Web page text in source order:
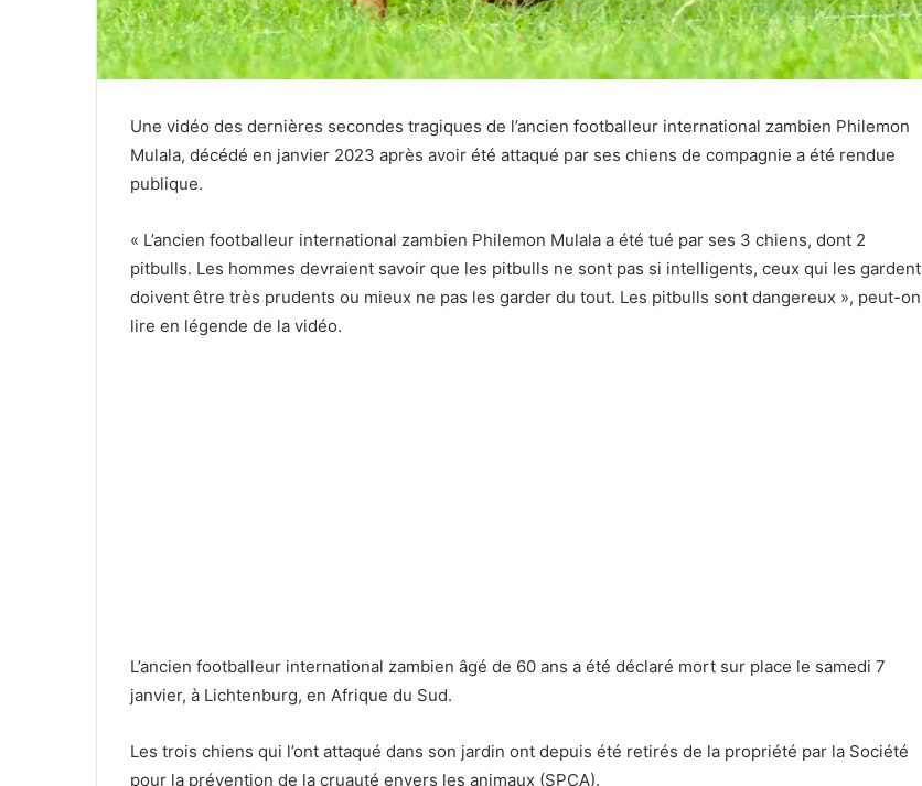
Une vidéo des dernières secondes tragiques de l’ancien footballeur international zambien Philemon
Mulala, décédé en janvier 2023 après avoir été attaqué par ses chiens de compagnie a été rendue
publique.
« L’ancien footballeur international zambien Philemon Mulala a été tué par ses 3 chiens, dont 2
pitbulls. Les hommes devraient savoir que les pitbulls ne sont pas si intelligents, ceux qui les gardent
doivent être très prudents ou mieux ne pas les garder du tout. Les pitbulls sont dangereux », peut-on
lire en légende de la vidéo.
L’ancien footballeur international zambien âgé de 60 ans a été déclaré mort sur place le samedi 7
janvier, à Lichtenburg, en Afrique du Sud.
Les trois chiens qui l’ont attaqué dans son jardin ont depuis été retirés de la propriété par la Société
pour la prévention de la cruauté envers les animaux (SPCA).